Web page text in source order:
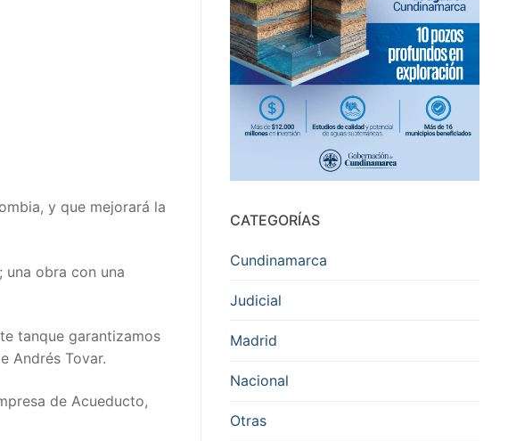
y que mejorará la
una obra con una
tanque garantizamos
Andrés Tovar.
de Acueducto,
CATEGORÍAS
Cundinamarca
Judicial
Madrid
Nacional
Otras